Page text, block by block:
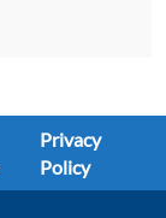
Privacy
Policy